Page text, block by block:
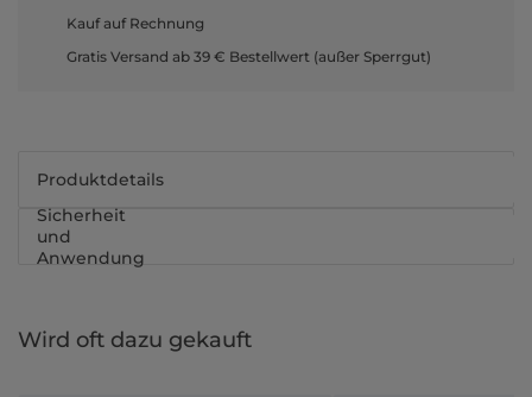
Kauf auf Rechnung
Gratis Versand ab 39 € Bestellwert (außer Sperrgut)
Produktdetails
Sicherheit
und
Anwendung
Wird oft dazu gekauft